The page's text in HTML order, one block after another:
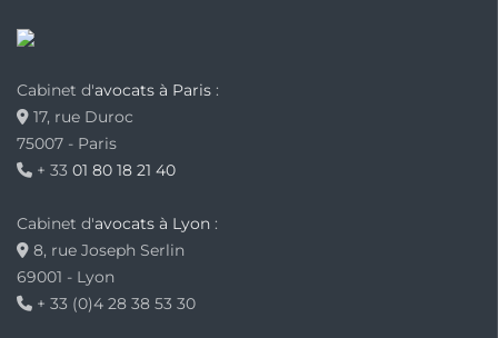
Cabinet d'avocats à Paris :
17, rue Duroc
75007 - Paris
+ 33 01 80 18 21 40
Cabinet d'avocats à Lyon :
8, rue Joseph Serlin
69001 - Lyon
+ 33 (0)4 28 38 53 30